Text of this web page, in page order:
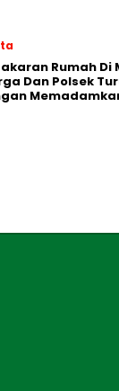
Rumah Di
Dan Polsek